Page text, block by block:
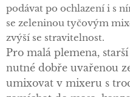
podávat po ochlazení i s
se zeleninou tyčovým
zvýší se stravitelnost.
Pro malá plemena,
nutné dobře uvařenou
umixovat v mixeru s